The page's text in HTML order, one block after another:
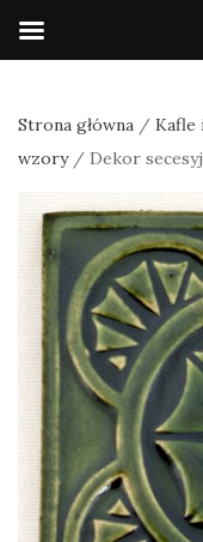
Strona główna / Kafle
wzory/ Dekor